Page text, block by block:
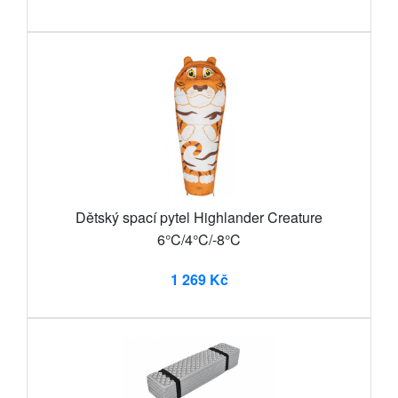
Dětský spací pytel Highlander Creature
6°C/4°C/-8°C
1 269 Kč